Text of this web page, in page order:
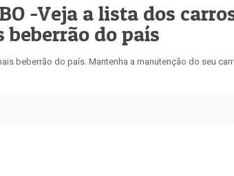
-Veja a lista dos
beberrão do país
beberrão do país. Mantenha a manutenção do seu